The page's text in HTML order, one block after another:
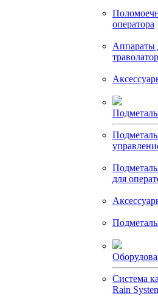
оператора
Аппараты
для
Система
Rain